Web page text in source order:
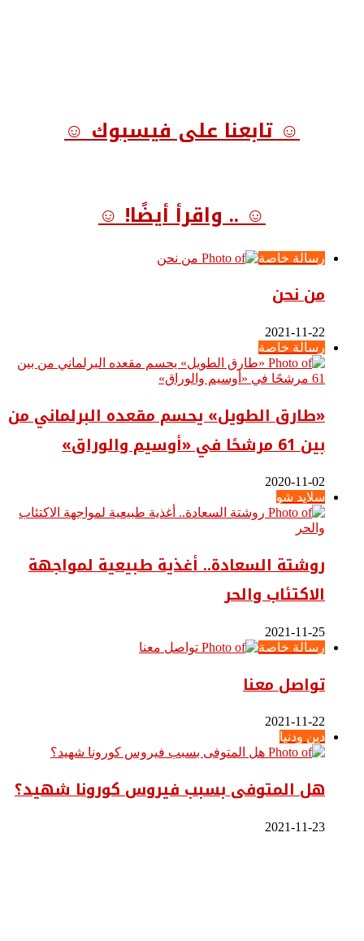
☺ تابعنا على فيسبوك ☺
☺ .. واقرأ أيضًا! ☺
رسالة خاصة
من نحن
2021-11-22
رسالة خاصة
«طارق الطويل» يحسم مقعده البرلماني من
بين 61 مرشحًا في «أوسيم والوراق»
2020-11-02
سلايد شو
روشتة السعادة.. أغذية طبيعية لمواجهة
الاكتئاب والحر
2021-11-25
رسالة خاصة
تواصل معنا
2021-11-22
دين ودنيا
هل المتوفى بسبب فيروس كورونا شهيد؟
2021-11-23